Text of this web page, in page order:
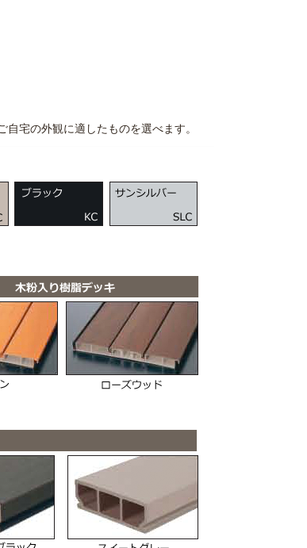
自宅の外観に適したものを選べます。